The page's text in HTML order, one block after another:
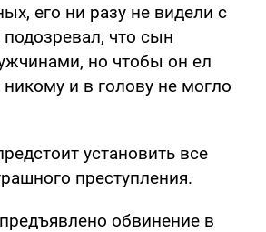
его ни разу не видели с
что сын
но чтобы он ел
и в голову не могло
установить все
преступления.
обвинение в